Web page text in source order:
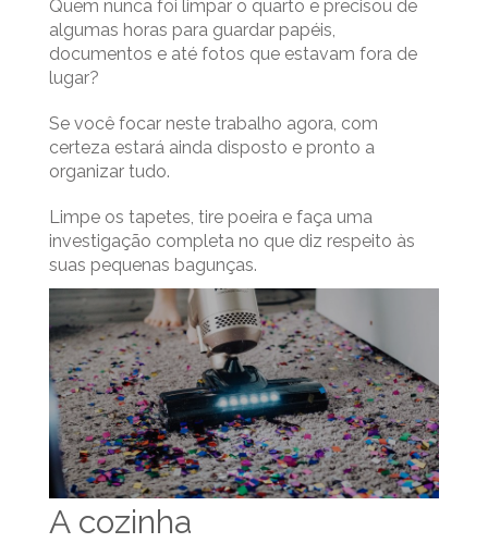
Quem nunca foi limpar o quarto e precisou de
algumas horas para guardar papéis,
documentos e até fotos que estavam fora de
lugar?
Se você focar neste trabalho agora, com
certeza estará ainda disposto e pronto a
organizar tudo.
Limpe os tapetes, tire poeira e faça uma
investigação completa no que diz respeito às
suas pequenas bagunças.
A cozinha